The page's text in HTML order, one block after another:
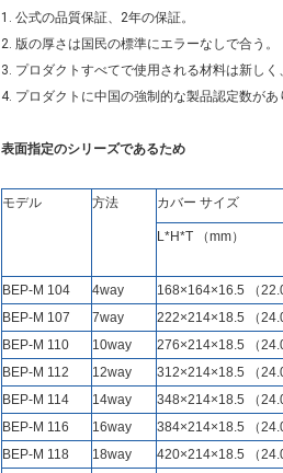
1. 公式の品質保証、2年の保証。
2. 版の厚さは国民の標準にエラーなしで合う。
3. プロダクトすべてで使用される材料は新し
4. プロダクトに中国の強制的な製品認定数があ
表面指定のシリーズであるため
モデル 方法 カバー サイズ
L*H*T （mm）
BEP-M 104
4way 168×164×16.5 （22.0
BEP-M 107
7way 222×214×18.5 （24.0
BEP-M 110
10way 276×214×18.5 （24.0
BEP-M 112
12way 312×214×18.5 （24.0
BEP-M 114
14way 348×214×18.5 （24.0
BEP-M 116
16way 384×214×18.5 （24.0
BEP-M 118
18way 420×214×18.5 （24.0